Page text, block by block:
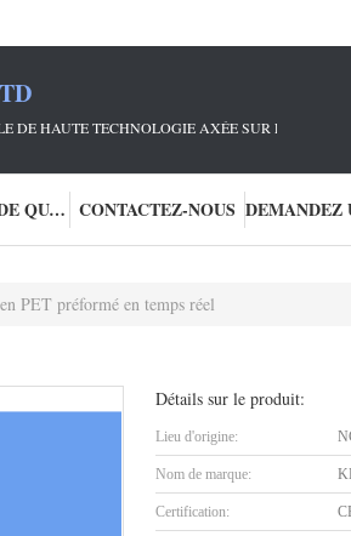
HAUTE TECHNOLOGIE AXÉE SUR LA R&D
CONTRÔLE DE QUALITÉ CONTACTEZ-NOUS
PET préformé en temps réel
Détails sur le produit:
Lieu d'origine:
Nom de marque:
Certification: